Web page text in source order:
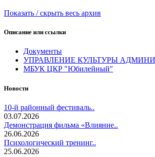
Показать / скрыть весь архив
Описание или ссылки
Документы
УПРАВЛЕНИЕ КУЛЬТУРЫ
МБУК ЦКР "Юбилейный"
Новости
10-й районный фестиваль..
03.07.2026
Демонстрация фильма «Влияние..
26.06.2026
Психологический тренинг..
25.06.2026